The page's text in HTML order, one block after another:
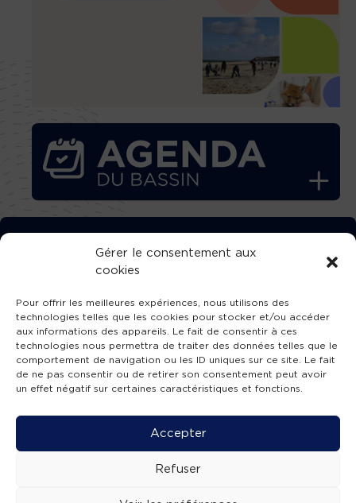
Gérer le consentement aux
cookies
Pour offrir les meilleures expériences, nous utilisons des
technologies telles que les cookies pour stocker et/ou accéder
aux informations des appareils. Le fait de consentir à ces
technologies nous permettra de traiter des données telles que le
comportement de navigation ou les ID uniques sur ce site. Le fait
de ne pas consentir ou de retirer son consentement peut avoir
un effet négatif sur certaines caractéristiques et fonctions.
Accepter
Refuser
TÉLÉCHARGEZ GRATUITEMENT
L’APPLICATION TVBA !
SUIVEZ-NOUS !
Mentions légales -Accessibilité